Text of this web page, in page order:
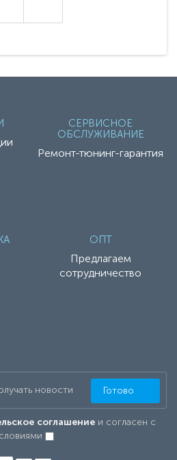
СЕРВИСНОЕ
ОБСЛУЖИВАНИЕ
Ремонт-тюнинг-гарантия
ОПТ
Предлагаем
сотрудничество
соглашениеи согласен с
Готово